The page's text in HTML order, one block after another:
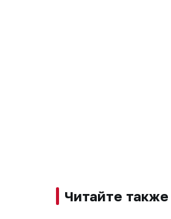
Читайте также